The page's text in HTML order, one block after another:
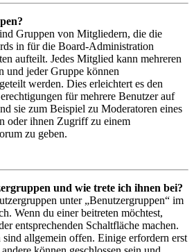
Gruppen von Mitgliedern, die die
in für die Board-Administration
aufteilt. Jedes Mitglied kann mehreren
und jeder Gruppe können
werden. Dies erleichtert es den
für mehrere Benutzer auf
sie zum Beispiel zu Moderatoren eines
oder ihnen Zugriff zu einem
zu geben.
und wie trete ich ihnen bei?
unter „Benutzergruppen“ im
Wenn du einer beitreten möchtest,
entsprechenden Schaltfläche machen.
allgemein offen. Einige erfordern erst